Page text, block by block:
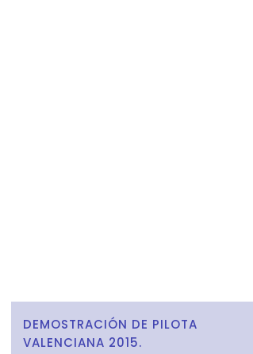
DEMOSTRACIÓN DE PILOTA
VALENCIANA 2015.